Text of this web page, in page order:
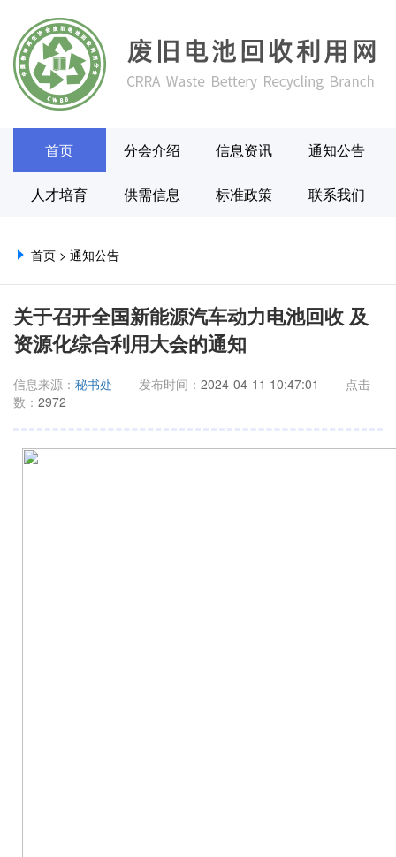
首页 分会介绍 信息资讯 通知公告
人才培育 供需信息 标准政策 联系我们
首页 > 通知公告
关于召开全国新能源汽车动力电池回收 及
资源化综合利用大会的通知
信息来源： 秘书处 发布时间： 2024-04-11 10:47:01
点击
数： 2972